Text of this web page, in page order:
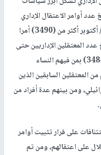
أوامر الاعتقال الإداري
التي صدرت بعد السابع من تشرين الأول/ أكتوبر أكثر من (3490) أمرا
المعتقلين الإداريين حتى
نهاية شهر كانون الثاني/ يناير 2024، (3484) بمن فيهم النساء
المعتقلين السابقين الذين
ومن بينهم عدة أفراد من
على قرار تثبيت أوامر
على اعتقالهم، ومن تم